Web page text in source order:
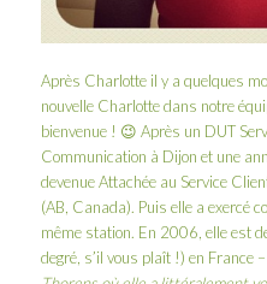
Après Charlotteil y a quelques
nouvelle Charlotte dans notre
bienvenue ! 😉 Après un DUT
Communication à Dijon et une
devenue Attachée au Service
(AB, Canada). Puis elle a exercé
même station. En 2006, elle est
degré, s’il vous plaît !) en France